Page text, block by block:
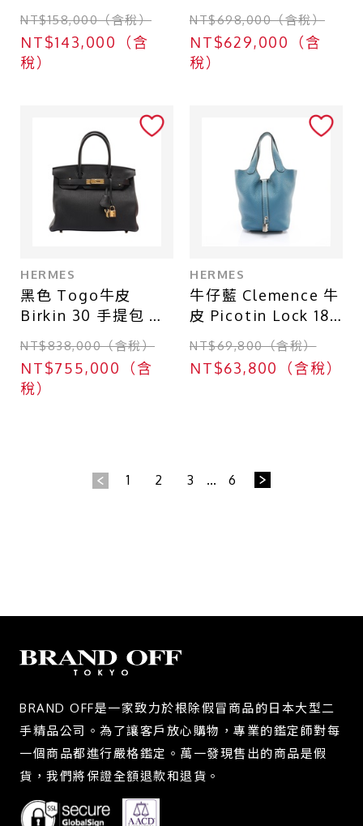
手提包 W刻 金扣
【HERMES 愛馬
仕】 H060991CC18
NT$158,000（含稅）
NT$143,000（含
稅）
R刻【HERMES 愛馬
仕】
NT$698,000（含稅）
NT$629,000（含
稅）
HERMES
黑色 Togo牛皮
Birkin 30 手提包 D
刻 金釦【HERMES
愛馬仕】
NT$838,000（含稅）
NT$755,000（含
稅）
HERMES
牛仔藍 Clemence 牛
皮 Picotin Lock 18
手提包 口R刻 銀釦
【HERMES 愛馬
仕】 H056289CK
NT$69,800（含稅）
NT$63,800（含稅）
1 2 3 ... 6
BRAND OFF是一家致力於根除假冒商品的日本大型二
手精品公司。為了讓客戶放心購物，專業的鑑定師對每
一個商品都進行嚴格鑑定。萬一發現售出的商品是假
貨，我們將保證全額退款和退貨。